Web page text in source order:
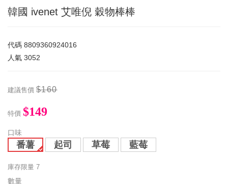
韓國 ivenet 艾唯倪 穀物棒棒
代碼 8809360924016
人氣 3052
建議售價 $160
特價 $149
口味
番薯 起司 草莓 藍莓
庫存限量 7
數量